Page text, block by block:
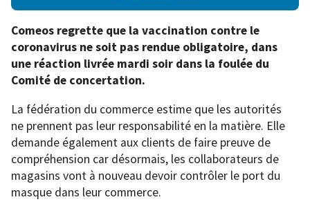
Comeos regrette que la vaccination contre le
coronavirus ne soit pas rendue obligatoire, dans
une réaction livrée mardi soir dans la foulée du
Comité de concertation.
La fédération du commerce estime que les autorités
ne prennent pas leur responsabilité en la matière. Elle
demande également aux clients de faire preuve de
compréhension car désormais, les collaborateurs de
magasins vont à nouveau devoir contrôler le port du
masque dans leur commerce.